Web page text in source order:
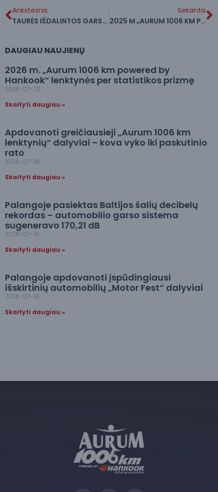
Ankstesnis
TAURĖS IŠDALINTOS GARSIAUSIEMS – PALANGOJE VYKO DECIBELŲ DRAGAS
Sekantis
2025 M „AURUM 1006 KM POWERED BY HANKOOK“ LENKTYNĖS PER STATISTIKOS PRIZMĘ
DAUGIAU NAUJIENŲ
2026 m. „Aurum 1006 km powered by
Hankook“ lenktynės per statistikos prizmę
2026-07-22
Skaityti daugiau »
Apdovanoti greičiausieji „Aurum 1006 km
lenktynių“ dalyviai – kova vyko iki paskutinio
rato
2026-07-18
Skaityti daugiau »
Palangoje pasiektas Baltijos šalių decibelų
rekordas – automobilio garso sistema
sugeneravo 170,21 dB
2026-07-18
Skaityti daugiau »
Palangoje apdovanoti įspūdingiausi
išskirtinių automobilių „Motor Fest“ dalyviai
2026-07-18
Skaityti daugiau »